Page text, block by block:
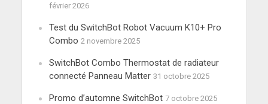
février 2026
Test du SwitchBot Robot Vacuum K10+ Pro
Combo 2 novembre 2025
SwitchBot Combo Thermostat de radiateur
connecté Panneau Matter 31 octobre 2025
Promo d’automne SwitchBot 7 octobre 2025